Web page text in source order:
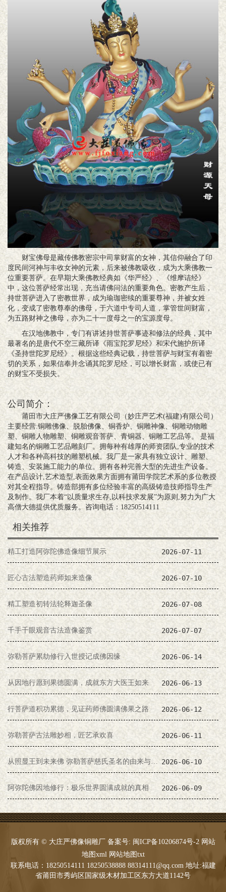
财宝佛母是藏传佛教密宗中司掌财富的女神，其信仰融合了印
度民间河神与丰收女神的元素，后来被佛教吸收，成为大乘佛教一
位重要菩萨。在早期大乘佛教经典如《华严经》、《维摩诘经》
中，这位菩萨经常出现，充当请佛问法的重要角色。密教产生后，
持世菩萨进入了密教世界，成为瑜珈密续的重要尊神，并被女姓
化，变成了密教尊奉的佛母，于六道中专司人道，掌管世间财富，
为五路财神之佛母，亦为二十一度母之一的宝源度母。
在汉地佛教中，专门有讲述持世菩萨事迹和修法的经典，其中
最著名的是唐代不空三藏所译《雨宝陀罗尼经》和宋代施护所译
《圣持世陀罗尼经》。根据这些经典记载，持世菩萨与财宝有着密
切的关系，如果信奉并念诵其陀罗尼经，可以增长财富，或使已有
的财宝不受损失。
公司简介：
莆田市大庄严佛像工艺有限公司（妙庄严艺术(福建)有限公司）
主要经营:铜雕佛像、脱胎佛像、铜香炉、铜雕神像、铜雕动物雕
塑、铜雕人物雕塑、铜雕观音菩萨、青铜器、铜雕工艺品等。 是福
建知名的铜雕工艺品雕刻厂。拥每种有雄厚的师资团队,专业的技术
人才和各种高科技的雕塑机械。我厂是一家具有独立设计、雕塑、
铸造、安装施工能力的单位。拥有各种完善大型的先进生产设备。
在产品设计,艺术造型,表面效果方面拥有莆田学院艺术系的多位教授
对其全程指导。铸造部拥有多位经验丰富的高级铸造技师指导生产
及制作。我厂本着“以质量求生存,以科技求发展”为原则,努力为广大
高僧大德提供优质服务。咨询电话：18250514111
相关推荐
精工打造阿弥陀佛造像细节展示 2026-07-11
匠心古法塑造药师如来造像 2026-07-10
精工塑造初转法轮释迦圣像 2026-07-08
千手千眼观音古法造像鉴赏 2026-07-07
弥勒菩萨累劫修行入世授记成佛因缘 2026-06-14
从因地行愿到果德圆满，成就东方大医王如来 2026-06-13
行菩萨道积功累德，见证药师佛圆满佛果之路 2026-06-12
弥勒菩萨古法雕妙相，匠艺承欢喜 2026-06-11
从照显王到未来佛 弥勒菩萨慈氏圣名的由来与缘起 2026-06-10
阿弥陀佛因地修行：极乐世界圆满成就的真相 2026-06-09
版权所有 © 大庄严佛像铜雕厂 备案号: 闽ICP备10206874号-2 网站
地图xml 网站地图txt
联系电话：18250514111 18250538888 88314111@qq.com 地址:福建
省莆田市秀屿区国家级木材加工区东方大道1142号